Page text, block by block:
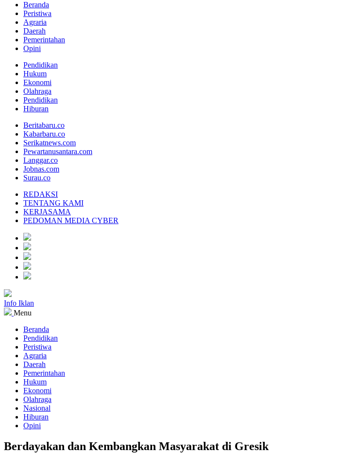
Beranda
Peristiwa
Agraria
Daerah
Pemerintahan
Opini
Pendidikan
Hukum
Ekonomi
Olahraga
Pendidikan
Hiburan
Beritabaru.co
Kabarbaru.co
Serikatnews.com
Pewartanusantara.com
Langgar.co
Jobnas.com
Surau.co
REDAKSI
TENTANG KAMI
KERJASAMA
PEDOMAN MEDIA CYBER
Info Iklan
Menu
Beranda
Pendidikan
Peristiwa
Agraria
Daerah
Pemerintahan
Hukum
Ekonomi
Olahraga
Nasional
Hiburan
Opini
Berdayakan dan Kembangkan Masyarakat di Gresik